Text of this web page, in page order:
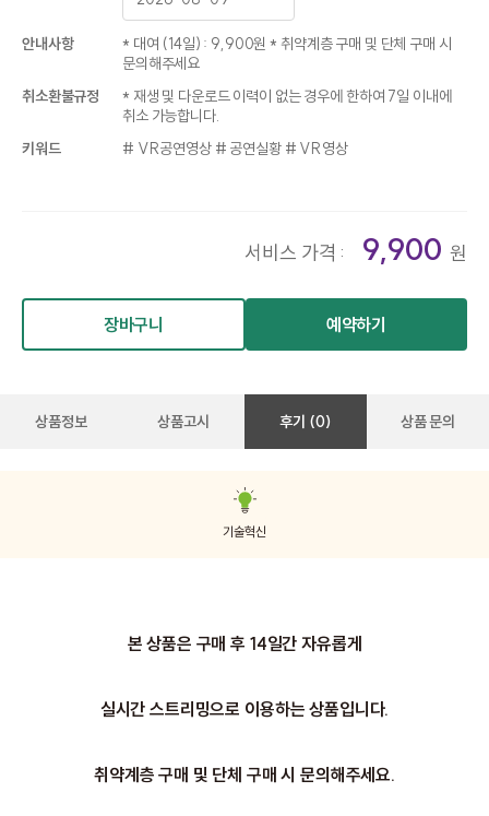
안내사항
* 대여 (14일) : 9,900원 * 취약계층 구매 및 단체 구매 시
문의해주세요
취소환불규정
* 재생 및 다운로드 이력이 없는 경우에 한하여 7일 이내에
취소 가능합니다.
키워드
# VR공연영상 # 공연실황 # VR영상
서비스 가격 : 9,900 원
장바구니 예약하기
상품정보 상품고시 후기 (0) 상품 문의
기술혁신
본 상품은 구매 후 14일간 자유롭게
실시간 스트리밍으로 이용하는 상품입니다.
취약계층 구매 및 단체 구매 시 문의해주세요.